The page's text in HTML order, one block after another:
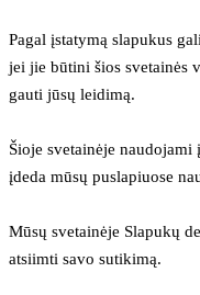
Pagal įstatymą slapukus
jei jie būtini šios svetainės
gauti jūsų leidimą.
Šioje svetainėje
įdeda mūsų puslapiuose
Mūsų svetainėje Slapukų
atsiimti savo sutikimą.